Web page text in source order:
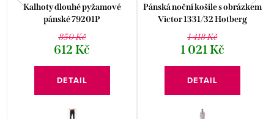
Kalhoty dlouhé pyžamové
pánské 79201P
850 Kč
612 Kč
DETAIL
Pánská noční košile s obrázkem
Victor 1331/32 Hotberg
1 418 Kč
1 021 Kč
DETAIL